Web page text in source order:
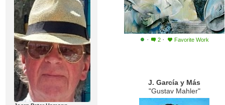
· 2 · Favorite Work
J. García y Más
"Gustav Mahler"